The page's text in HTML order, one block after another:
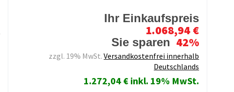
Ihr Einkaufspreis
1.068,94 €
Sie sparen 42%
zzgl. 19% MwSt.Versandkostenfrei innerhalb
Deutschlands
1.272,04 € inkl. 19% MwSt.